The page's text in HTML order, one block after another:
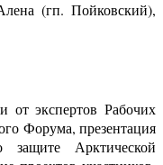
(гп. Пойковский),
от экспертов Рабочих
Форума, презентация
защите Арктической